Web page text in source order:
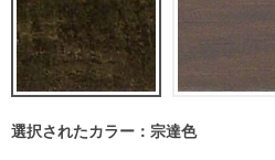
選択されたカラー：宗達色